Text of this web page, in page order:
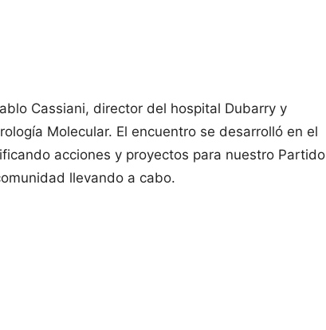
Cassiani, director del hospital Dubarry y
Molecular. El encuentro se desarrolló en el
acciones y proyectos para nuestro Partido
llevando a cabo.